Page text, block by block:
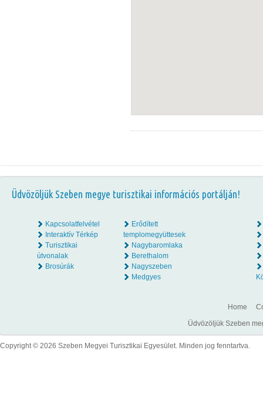
Üdvözöljük Szeben megye turisztikai információs portálján!
Kapcsolatfelvétel
Interaktív Térkép
Turisztikai
útvonalak
Brosúrák
Erődített
templomegyüttesek
Nagybaromlaka
Berethalom
Nagyszeben
Medgyes
Home
Üdvözöljük Szeben
Copyright © 2026 Szeben Megyei Turisztikai Egyesület. Minden jog fenntartva.